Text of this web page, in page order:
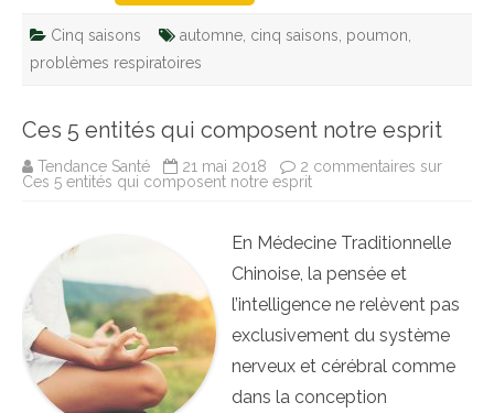
Cinq saisons automne cinq saisons poumon
problèmes respiratoires
Ces 5 entités qui composent notre esprit
Tendance Santé 21 mai 2018 2 commentaires sur
Ces 5 entités qui composent notre esprit
En Médecine Traditionnelle
Chinoise, la pensée et
l’intelligence ne relèvent pas
exclusivement du système
nerveux et cérébral comme
dans la conception